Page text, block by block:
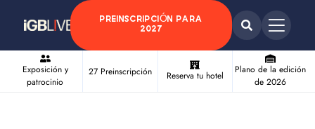
PREINSCRIPCIÓN PARA
2027
Exposición y
patrocinio
27 Preinscripción Reserva tu hotel
Plano de la edición
de 2026